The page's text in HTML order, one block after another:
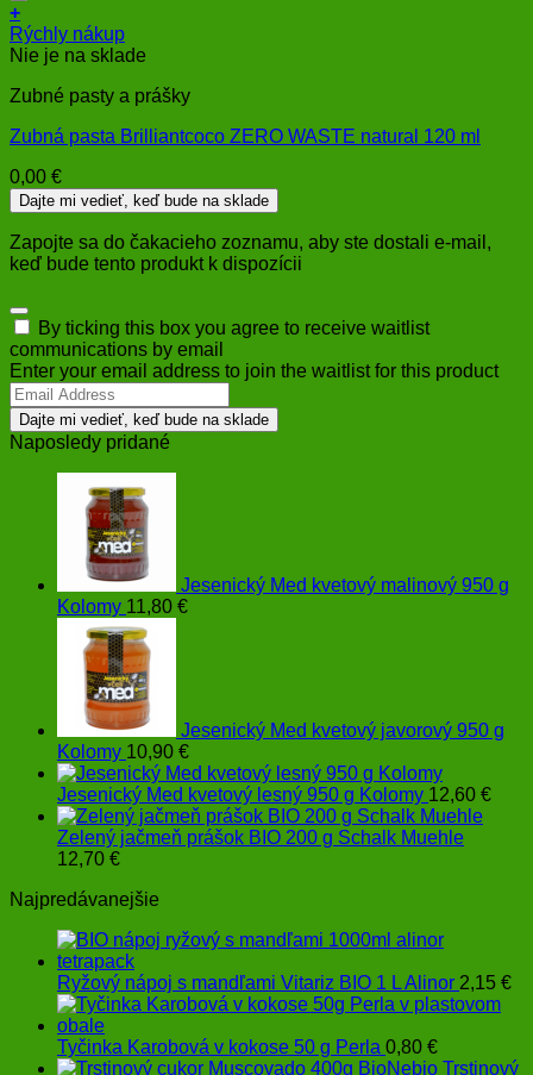
+
Rýchly nákup
Nie je na sklade
Zubné pasty a prášky
Zubná pasta Brilliantcoco ZERO WASTE natural 120 ml
0,00 €
Dajte mi vedieť, keď bude na sklade
Zapojte sa do čakacieho zoznamu, aby ste dostali e-mail,
keď bude tento produkt k dispozícii
Dismiss
notification
By ticking this box you agree to receive waitlist
communications by email
Enter your email address to join the waitlist for this product
Dajte mi vedieť, keď bude na sklade
Naposledy pridané
Jesenický Med kvetový malinový 950 g
Kolomy 11,80 €
Jesenický Med kvetový javorový 950 g
Kolomy 10,90 €
Jesenický Med kvetový lesný 950 g Kolomy 12,60 €
Zelený jačmeň prášok BIO 200 g Schalk Muehle
12,70 €
Najpredávanejšie
Ryžový nápoj s mandľami Vitariz BIO 1 L Alinor 2,15 €
Tyčinka Karobová v kokose 50 g Perla 0,80 €
Trstinový